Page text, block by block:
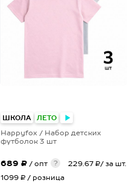
ШКОЛА ЛЕТО
Happyfox / Набор детских
футболок 3 шт
689 ₽ / опт ?
229.67 ₽/ за шт.
1099 ₽ / розница